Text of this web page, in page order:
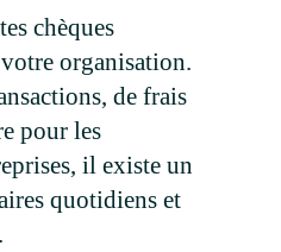
chèques
organisation.
de frais
pour les
il existe un
quotidiens et